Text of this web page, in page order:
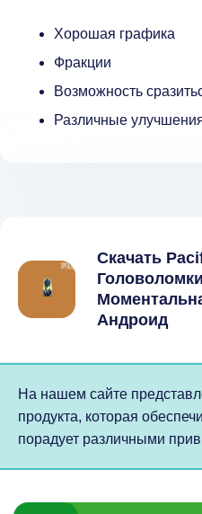
Хорошая графика
Фракции
Возможность
Различные
Скачать
Андроид
На нашем сайте
продукта, которая
порадует различными